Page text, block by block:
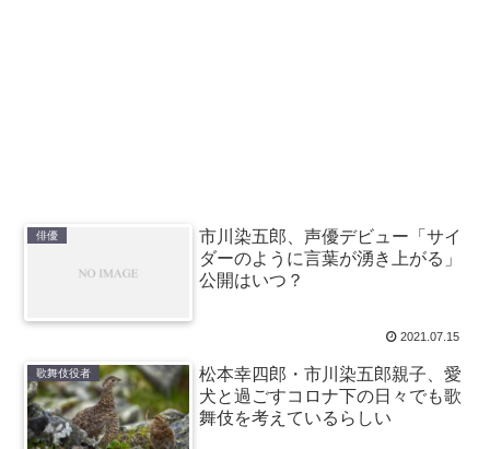
俳優
市川染五郎、声優デビュー「サイ
ダーのように言葉が湧き上がる」
公開はいつ？
2021.07.15
歌舞伎役者
松本幸四郎・市川染五郎親子、愛
犬と過ごすコロナ下の日々でも歌
舞伎を考えているらしい